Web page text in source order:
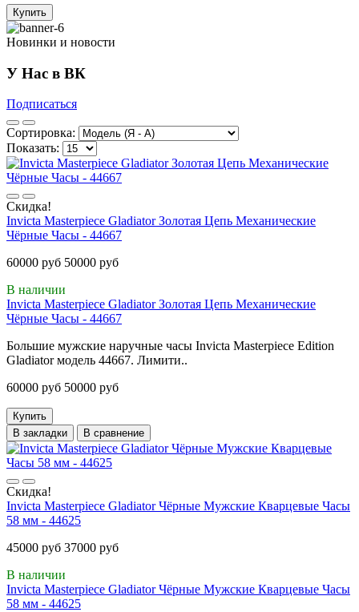
Купить
Новинки и новости
У Нас в ВК
Подписаться
Сортировка:
Показать:
Скидка!
Invicta Masterpiece Gladiator Золотая Цепь Механические
Чёрные Часы - 44667
60000 руб 50000 руб
В наличии
Invicta Masterpiece Gladiator Золотая Цепь Механические
Чёрные Часы - 44667
Большие мужские наручные часы Invicta Masterpiece Edition
Gladiator модель 44667. Лимити..
60000 руб 50000 руб
Купить
В закладки
В сравнение
Скидка!
Invicta Masterpiece Gladiator Чёрные Мужские Кварцевые Часы
58 мм - 44625
45000 руб 37000 руб
В наличии
Invicta Masterpiece Gladiator Чёрные Мужские Кварцевые Часы
58 мм - 44625